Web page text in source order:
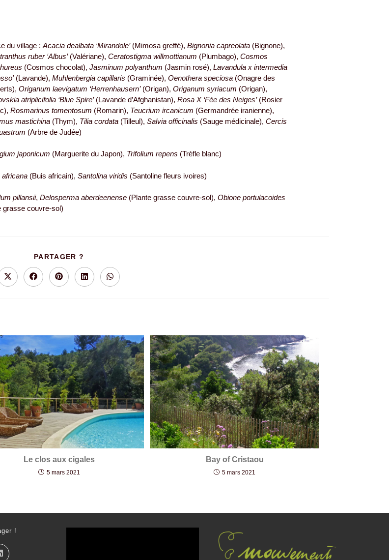
du village : Acacia dealbata ‘Mirandole’(Mimosa greffé), Bignonia capreolata(Bignone),
ruber ‘Albus’(Valériane), Ceratostigma willmottianum (Plumbago), Cosmos
(Cosmos chocolat), Jasminum polyanthum (Jasmin rosé), Lavandula x intermedia
(Lavande), Muhlenbergia capillaris (Graminée), Oenothera speciosa(Onagre des
Origanum laevigatum ‘Herrenhausern’(Origan), Origanum syriacum (Origan),
atriplicifolia ‘Blue Spire’(Lavande d’Afghanistan), Rosa X ‘Fée des Neiges’(Rosier
Rosmarinus tomentosum (Romarin), Teucrium ircanicum (Germandrée iranienne),
mastichina(Thym), Tilia cordata(Tilleul), Salvia officinalis (Sauge médicinale), Cercis
(Arbre de Judée)
japonicum (Marguerite du Japon), Trifolium repens (Trèfle blanc)
(Buis africain), Santolina viridis (Santoline fleurs ivoires)
pillansii, Delosperma aberdeenense (Plante grasse couvre-sol), Obione portulacoides
grasse couvre-sol)
PARTAGER ?
CE
CONTENU
Ouvrir
dans
Ouvrir
dans
Ouvrir
dans
Ouvrir
dans
Ouvrir
dans
Le clos aux cigales
5 mars 2021
Bay of Cristaou
5 mars 2021
!